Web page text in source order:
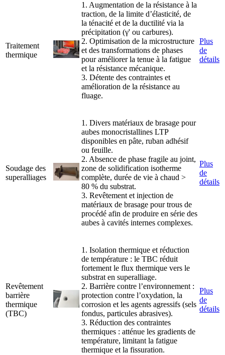
Traitement
thermique
1. Augmentation de la résistance à la
traction, de la limite d’élasticité, de
la ténacité et de la ductilité via la
précipitation (γ' ou carbures).
2. Optimisation de la microstructure
et des transformations de phases
pour améliorer la tenue à la fatigue
et la résistance mécanique.
3. Détente des contraintes et
amélioration de la résistance au
fluage.
Plus
de
détails
Soudage des
superalliages
1. Divers matériaux de brasage pour
aubes monocristallines LTP
disponibles en pâte, ruban adhésif
ou feuille.
2. Absence de phase fragile au joint,
zone de solidification isotherme
complète, durée de vie à chaud >
80 % du substrat.
3. Revêtement et injection de
matériaux de brasage pour trous de
procédé afin de produire en série des
aubes à cavités internes complexes.
Plus
de
détails
Revêtement
barrière
thermique
(TBC)
1. Isolation thermique et réduction
de température : le TBC réduit
fortement le flux thermique vers le
substrat en superalliage.
2. Barrière contre l’environnement :
protection contre l’oxydation, la
corrosion et les agents agressifs (sels
fondus, particules abrasives).
3. Réduction des contraintes
thermiques : atténue les gradients de
température, limitant la fatigue
thermique et la fissuration.
Plus
de
détails